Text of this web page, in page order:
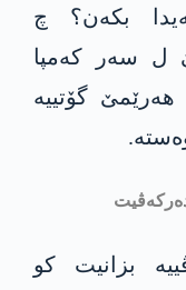
بکەن؟ چ
ل سەر کەمپا
ھەرێمێ گۆتییە
بزانیت کو